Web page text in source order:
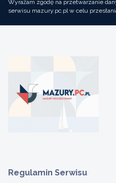
Wyrażam zgodę na przetwarzanie
serwisu mazury.pc.pl w celu
Regulamin Serwisu